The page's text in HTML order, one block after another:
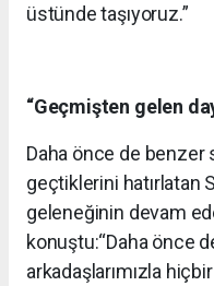
üstünde taşıyoruz.”
“Geçmişten gelen
Daha önce de
geçtiklerini hatırlatan
geleneğinin devam
konuştu:“Daha önce
arkadaşlarımızla